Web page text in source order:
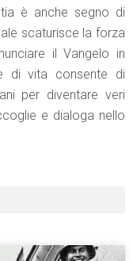
è anche segno di
scaturisce la forza
il Vangelo in
di vita consente di
per diventare veri
e dialoga nello